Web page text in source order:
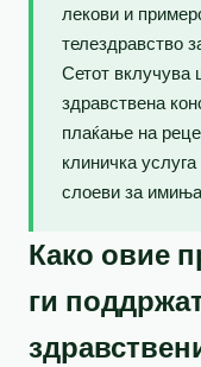
лекови и
телездравство
Сетот вклучува
здравствена
плаќање на
клиничка
слоеви за
Како овие
ги